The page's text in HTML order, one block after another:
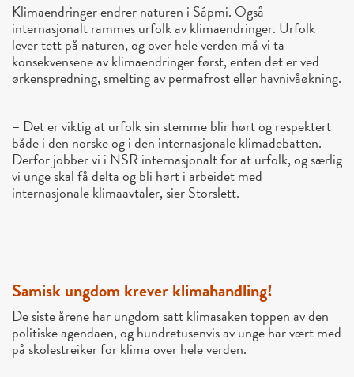
Klimaendringer endrer naturen i Sápmi. Også
internasjonalt rammes urfolk av klimaendringer. Urfolk
lever tett på naturen, og over hele verden må vi ta
konsekvensene av klimaendringer først, enten det er ved
ørkenspredning, smelting av permafrost eller havnivåøkning.
– Det er viktig at urfolk sin stemme blir hørt og respektert
både i den norske og i den internasjonale klimadebatten.
Derfor jobber vi i NSR internasjonalt for at urfolk, og særlig
vi unge skal få delta og bli hørt i arbeidet med
internasjonale klimaavtaler, sier Storslett.
Samisk ungdom krever klimahandling!
De siste årene har ungdom satt klimasaken toppen av den
politiske agendaen, og hundretusenvis av unge har vært med
på skolestreiker for klima over hele verden.